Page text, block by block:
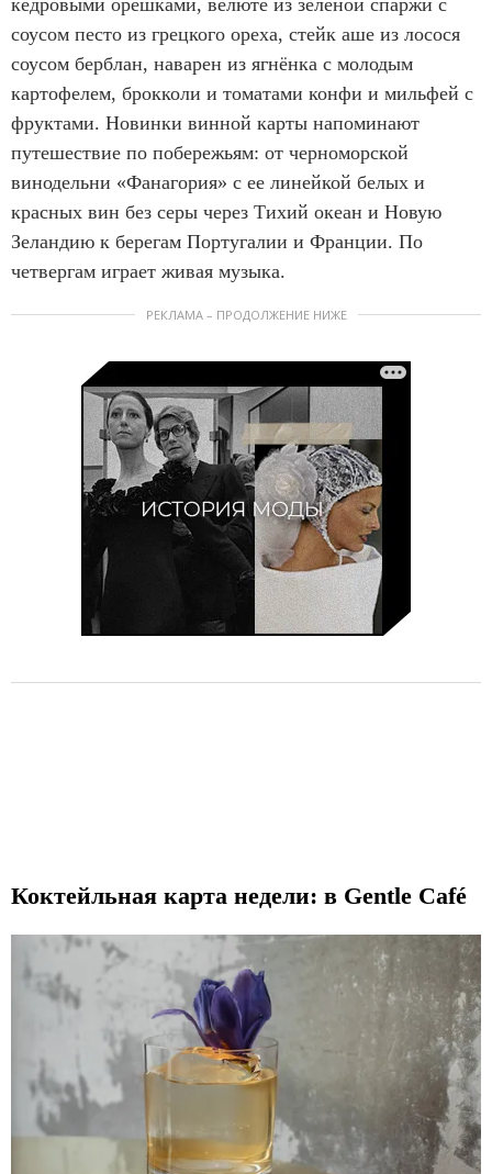
соусом песто из грецкого ореха, стейк аше из лосося
соусом берблан, наварен из ягнёнка с молодым
картофелем, брокколи и томатами конфи и мильфей с
фруктами. Новинки винной карты напоминают
путешествие по побережьям: от черноморской
винодельни «Фанагория» с ее линейкой белых и
красных вин без серы через Тихий океан и Новую
Зеландию к берегам Португалии и Франции. По
четвергам играет живая музыка.
РЕКЛАМА – ПРОДОЛЖЕНИЕ НИЖЕ
Коктейльная карта недели: в Gentle Café